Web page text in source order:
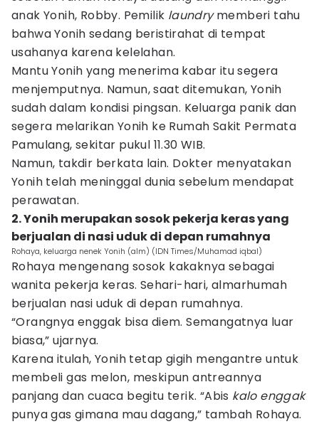
anak Yonih, Robby. Pemilik laundrymemberi tahu
bahwa Yonih sedang beristirahat di tempat
usahanya karena kelelahan.
Mantu Yonih yang menerima kabar itu segera
menjemputnya. Namun, saat ditemukan, Yonih
sudah dalam kondisi pingsan. Keluarga panik dan
segera melarikan Yonih ke Rumah Sakit Permata
Pamulang, sekitar pukul 11.30 WIB.
Namun, takdir berkata lain. Dokter menyatakan
Yonih telah meninggal dunia sebelum mendapat
perawatan.
2. Yonih merupakan sosok pekerja keras yang
berjualan di nasi uduk di depan rumahnya
Rohaya, keluarga nenek Yonih (alm) (IDN Times/Muhamad iqbal)
Rohaya mengenang sosok kakaknya sebagai
wanita pekerja keras. Sehari-hari, almarhumah
berjualan nasi uduk di depan rumahnya.
“Orangnya enggak bisa diem. Semangatnya luar
biasa,” ujarnya.
Karena itulah, Yonih tetap gigih mengantre untuk
membeli gas melon, meskipun antreannya
panjang dan cuaca begitu terik. “Abis kalo enggak
punya gas gimana mau dagang,” tambah Rohaya.